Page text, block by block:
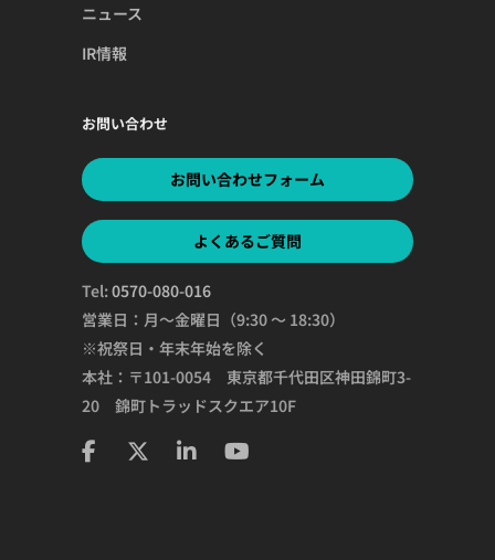
ニュース
IR情報
お問い合わせ
お問い合わせフォーム
よくあるご質問
Tel:0570-080-016
営業日：月～金曜日（9:30 ～ 18:30）
※祝祭日・年末年始を除く
本社：〒101-0054 東京都千代田区神田錦町3-
20 錦町トラッドスクエア10F